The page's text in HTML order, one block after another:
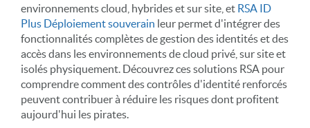
environnements cloud, hybrides et sur site, et RSA ID
Plus Déploiement souverain leur permet d'intégrer des
fonctionnalités complètes de gestion des identités et des
accès dans les environnements de cloud privé, sur site et
isolés physiquement. Découvrez ces solutions RSA pour
comprendre comment des contrôles d'identité renforcés
peuvent contribuer à réduire les risques dont profitent
aujourd'hui les pirates.